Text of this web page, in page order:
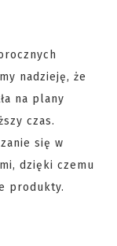
nadzieję, że
na plany
czas.
się w
dzięki czemu
produkty.